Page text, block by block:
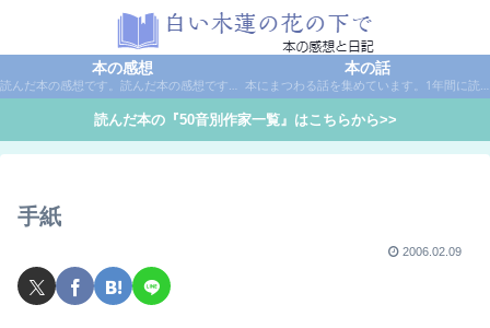
本の感想
読んだ本の感想です。読んだ本の感想です。本は作家名で50音別に分類しています。
本の話
本にまつわる話を集めています。1年間に読んだ本の総括や、本に関する話題など。
読んだ本の『50音別作家一覧』はこちらから>>
手紙
2006.02.09